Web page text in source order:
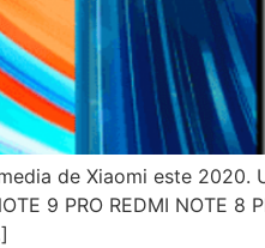
de Xiaomi este
9 PRO REDMI NOTE 8